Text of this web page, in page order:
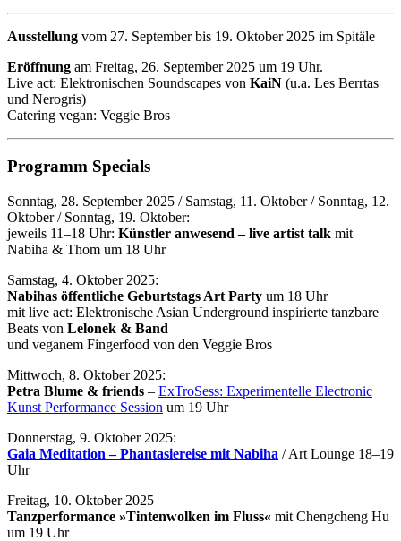
Ausstellung vom 27. September bis 19. Oktober 2025 im Spitäle
Eröffnung am Freitag, 26. September 2025 um 19 Uhr.
Live act: Elektronischen Soundscapes von KaiN (u.a. Les Berrtas
und Nerogris)
Catering vegan: Veggie Bros
Programm Specials
Sonntag, 28. September 2025 / Samstag, 11. Oktober / Sonntag, 12.
Oktober / Sonntag, 19. Oktober:
jeweils 11–18 Uhr: Künstler anwesend – live artist talk mit
Nabiha & Thom um 18 Uhr
Samstag, 4. Oktober 2025:
Nabihas öffentliche Geburtstags Art Party um 18 Uhr
mit live act: Elektronische Asian Underground inspirierte tanzbare
Beats von Lelonek & Band
und veganem Fingerfood von den Veggie Bros
Mittwoch, 8. Oktober 2025:
Petra Blume & friends – ExTroSess: Experimentelle Electronic
Kunst Performance Session um 19 Uhr
Donnerstag, 9. Oktober 2025:
Gaia Meditation – Phantasiereise mit Nabiha / Art Lounge 18–19
Uhr
Freitag, 10. Oktober 2025
Tanzperformance »Tintenwolken im Fluss« mit Chengcheng Hu
um 19 Uhr